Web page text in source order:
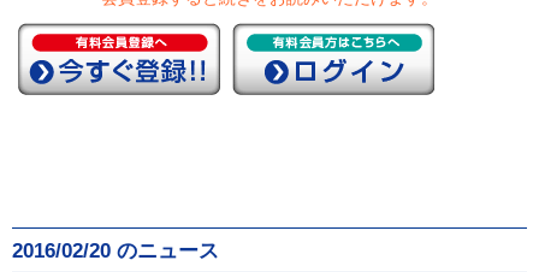
2016/02/20 のニュース